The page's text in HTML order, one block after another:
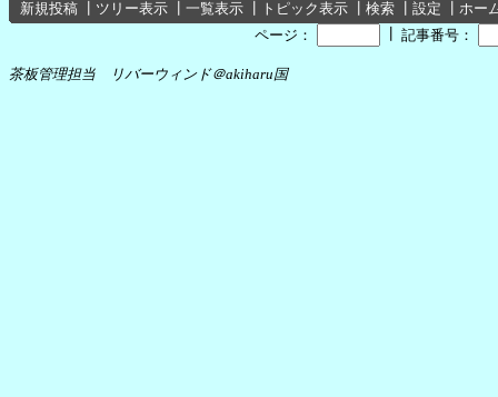
新規投稿 ツリー表示 一覧表示 トピック表示 検索 設定
ホー
ページ：
記事番号：
茶板管理担当 リバーウィンド＠akiharu国